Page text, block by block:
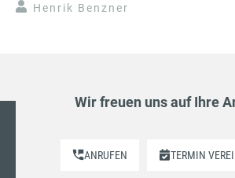
Henrik Benzner
Wir freuen uns auf Ihre
ANRUFEN TERMIN